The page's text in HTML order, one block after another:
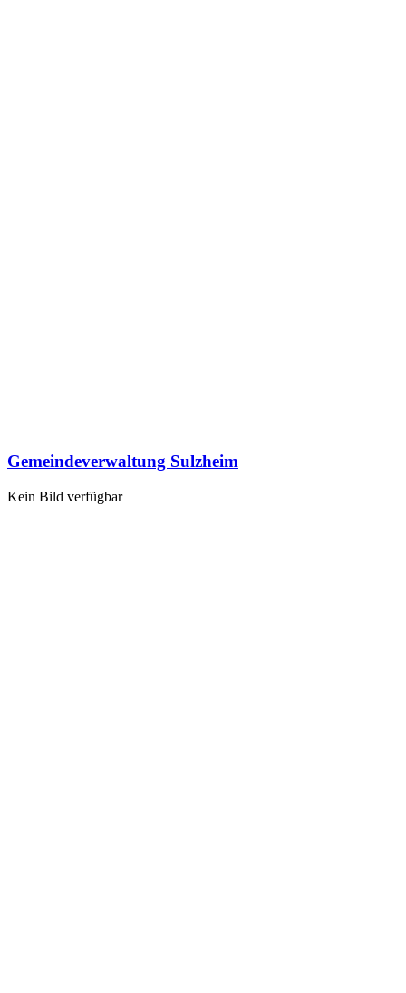
Gemeindeverwaltung Sulzheim
Kein Bild verfügbar